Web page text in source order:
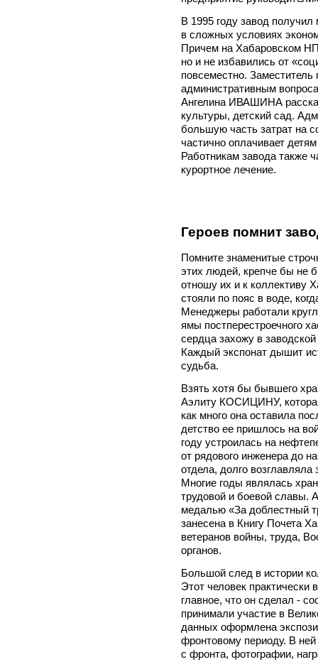
В 1995 году завод
в сложных условиях
Причем на Хабаровском
но и не избавились от
повсеместно. Заместитель
административным
Ангелина ИВАШИНА
культуры, детский сад.
большую часть затрат на
частично оплачивает
Работникам завода также
курортное лечение.
Героев помнит
Помните знаменитые
этих людей, крепче бы не
отношу их и к коллективу
стояли по пояс в воде,
Менеджеры работали
ямы постперестроечного
сердца захожу в
Каждый экспонат дышит
судьба.
Взять хотя бы бывшего
Аэлиту КОСИЦИНУ,
как много она оставила
детство ее пришлось на
году устроилась на
от рядового инженера до
отдела, долго
Многие годы являлась
трудовой и боевой славы.
медалью «За доблестный
занесена в Книгу Почета
ветеранов войны, труда,
органов.
Большой след в истории
Этот человек
главное, что он сделал -
принимали участие в
данных оформлена
фронтовому периоду. В
с фронта, фотографии,